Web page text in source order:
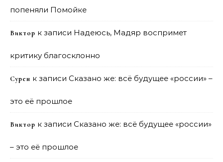
попеняли Помойке
Виктор к записи Надеюсь, Мадяр воспримет
критику благосклонно
Сурен к записи Сказано же: всё будущее «россии» –
это её прошлое
Виктор к записи Сказано же: всё будущее «россии»
– это её прошлое